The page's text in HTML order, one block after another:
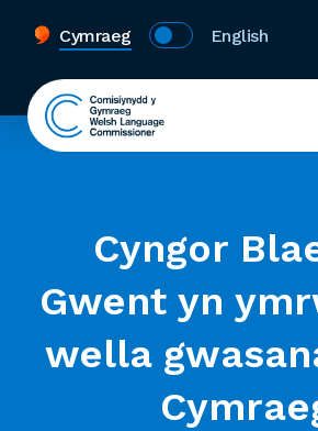
Cymraeg English
Cyngor
Gwent yn
wella